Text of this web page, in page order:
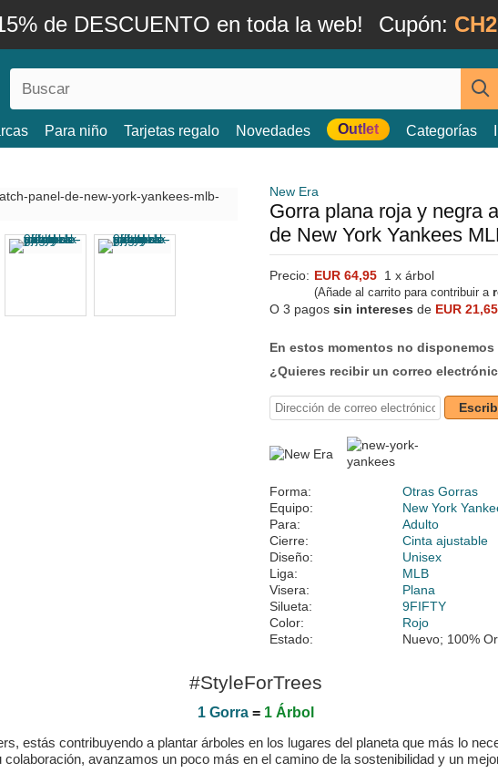
de DESCUENTO en toda la web! Cupón:
Para niño Tarjetas regalo Novedades Outlet Categorías
New Era
Gorra plana roja y negra
de New York Yankees
Precio: EUR 64,95 1 x árbol
(Añade al carrito para contribuir a
O 3 pagos sin intereses de EUR 21,65
En estos momentos no
¿Quieres recibir un correo
Forma:
Otras Gorras
Equipo:
New York
Para:
Adulto
Cierre:
Cinta ajustable
Diseño:
Unisex
Liga:
MLB
Visera:
Plana
Silueta:
9FIFTY
Color:
Rojo
Estado:
Nuevo; 100%
#StyleForTrees
1 Gorra = 1 Árbol
estás contribuyendo a plantar árboles en los lugares del planeta que más lo
colaboración, avanzamos un poco más en el camino de la sostenibilidad y un